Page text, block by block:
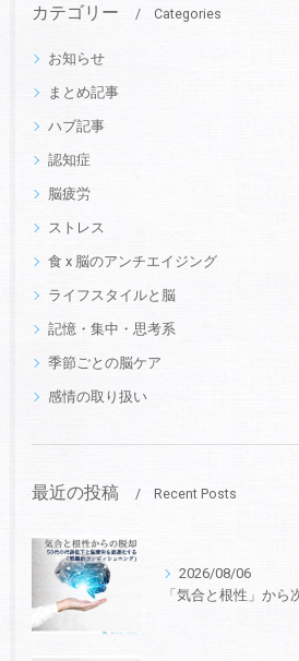
カテゴリー Categories
お知らせ
まとめ記事
ハブ記事
認知症
脳疲労
ストレス
食 x 脳のアンチエイジング
ライフスタイルと脳
記憶・集中・思考系
季節ごとの脳ケア
感情の取り扱い
最近の投稿 Recent Posts
2026/08/06